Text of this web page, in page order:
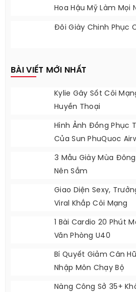
Hoa Hậu Mỹ Làm Mọi
Đôi Giày Chinh Phục
BÀI VIẾT MỚI NHẤT
Kylie Gây Sốt Cõi
Huyền Thoại
Hình Ảnh Đồng Phục
Của Sun PhuQuoc
3 Mẫu Giày Mùa
Nên Sắm
Giao Diện Sexy,
Viral Khắp Cõi Mạng
1 Bài Cardio 20 Phút
Văn Phòng U40
Bí Quyết Giảm Cân
Nhập Môn Chạy Bộ
Nàng Công Sở 35+